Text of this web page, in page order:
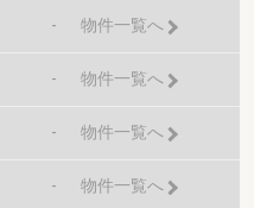
- 物件一覧へ
- 物件一覧へ
- 物件一覧へ
- 物件一覧へ